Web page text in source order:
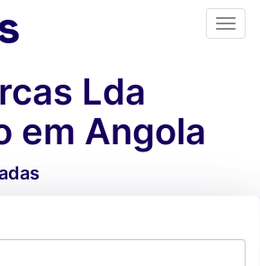
Lda
em Angola